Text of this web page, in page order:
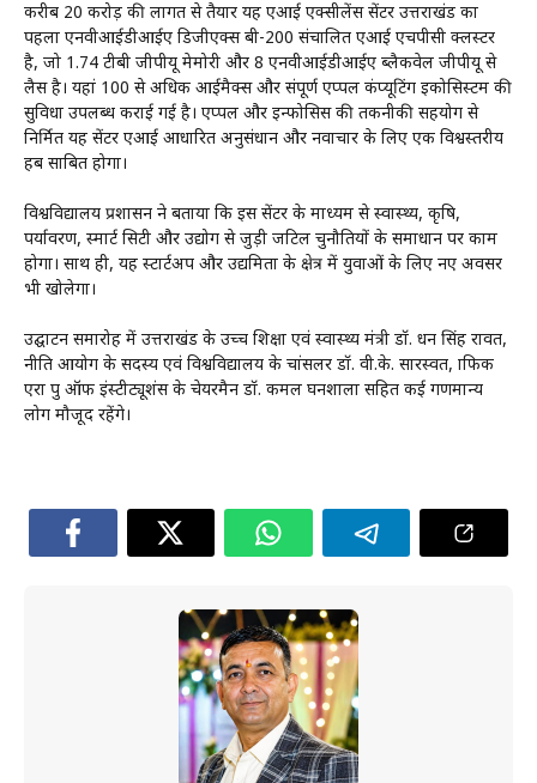
करीब 20 करोड़ की लागत से तैयार यह एआई एक्सीलेंस सेंटर उत्तराखंड का
पहला एनवीआईडीआईए डिजीएक्स बी-200 संचालित एआई एचपीसी क्लस्टर
है, जो 1.74 टीबी जीपीयू मेमोरी और 8 एनवीआईडीआईए ब्लैकवेल जीपीयू से
लैस है। यहां 100 से अधिक आईमैक्स और संपूर्ण एप्पल कंप्यूटिंग इकोसिस्टम की
सुविधा उपलब्ध कराई गई है। एप्पल और इन्फोसिस की तकनीकी सहयोग से
निर्मित यह सेंटर एआई आधारित अनुसंधान और नवाचार के लिए एक विश्वस्तरीय
हब साबित होगा।
विश्वविद्यालय प्रशासन ने बताया कि इस सेंटर के माध्यम से स्वास्थ्य, कृषि,
पर्यावरण, स्मार्ट सिटी और उद्योग से जुड़ी जटिल चुनौतियों के समाधान पर काम
होगा। साथ ही, यह स्टार्टअप और उद्यमिता के क्षेत्र में युवाओं के लिए नए अवसर
भी खोलेगा।
उद्घाटन समारोह में उत्तराखंड के उच्च शिक्षा एवं स्वास्थ्य मंत्री डॉ. धन सिंह रावत,
नीति आयोग के सदस्य एवं विश्वविद्यालय के चांसलर डॉ. वी.के. सारस्वत, ग्राफिक
एरा ग्रुप ऑफ इंस्टीट्यूशंस के चेयरमैन डॉ. कमल घनशाला सहित कई गणमान्य
लोग मौजूद रहेंगे।